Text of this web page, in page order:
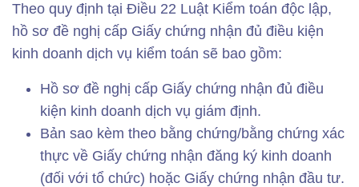
Theo quy định tại Điều 22 Luật Kiểm toán độc lập,
hồ sơ đề nghị cấp Giấy chứng nhận đủ điều kiện
kinh doanh dịch vụ kiểm toán sẽ bao gồm:
Hồ sơ đề nghị cấp Giấy chứng nhận đủ điều
kiện kinh doanh dịch vụ giám định.
Bản sao kèm theo bằng chứng/bằng chứng xác
thực về Giấy chứng nhận đăng ký kinh doanh
(đối với tổ chức) hoặc Giấy chứng nhận đầu tư.